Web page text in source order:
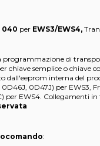
040 per EWS3/EWS4,
programmazione di
chiave semplice o chiave
dall'eeprom interna del
0D46J, 0D47J) per EWS3,
per EWS4. Collegamenti
: